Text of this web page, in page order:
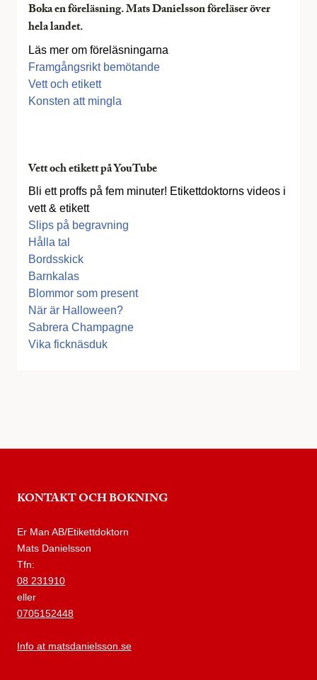
Boka en föreläsning. Mats Danielsson föreläser över
hela landet.
Läs mer om föreläsningarna
Framgångsrikt bemötande
Vett och etikett
Konsten att mingla
Vett och etikett på YouTube
Bli ett proffs på fem minuter! Etikettdoktorns videos i
vett & etikett
Slips på begravning
Hålla tal
Bordsskick
Barnkalas
Blommor som present
När är Halloween?
Sabrera Champagne
Vika ficknäsduk
KONTAKT OCH BOKNING
Er Man AB/Etikettdoktorn
Mats Danielsson
Tfn:
08 231910
eller
0705152448
Info at matsdanielsson.se